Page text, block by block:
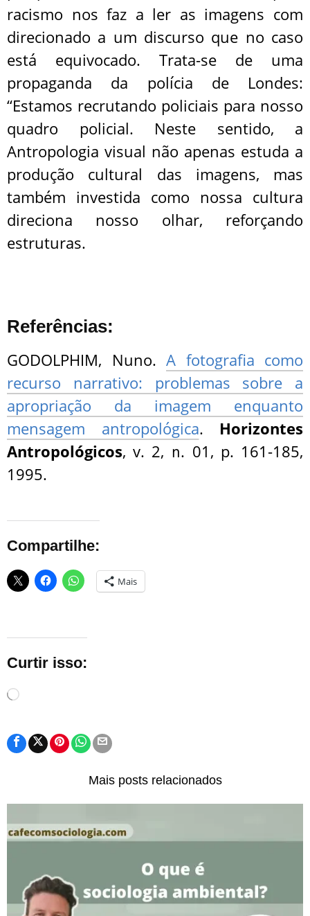
racismo nos faz a ler as imagens com
direcionado a um discurso que no caso
está equivocado. Trata-se de uma
propaganda da polícia de Londes:
“Estamos recrutando policiais para nosso
quadro policial. Neste sentido, a
Antropologia visual não apenas estuda a
produção cultural das imagens, mas
também investida como nossa cultura
direciona nosso olhar, reforçando
estruturas.
Referências:
GODOLPHIM, Nuno. A fotografia como
recurso narrativo: problemas sobre a
apropriação da imagem enquanto
mensagem antropológica. Horizontes
Antropológicos, v. 2, n. 01, p. 161-185,
1995.
Compartilhe:
Mais
Curtir isso:
Mais posts relacionados